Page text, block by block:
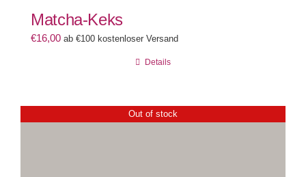
Matcha-Keks
€16,00 ab €100 kostenloser Versand
Details
Out of stock